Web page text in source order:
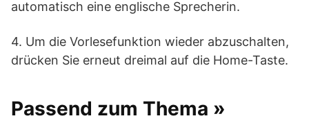
automatisch eine englische Sprecherin.
4. Um die Vorlesefunktion wieder abzuschalten,
drücken Sie erneut dreimal auf die Home-Taste.
Passend zum Thema »